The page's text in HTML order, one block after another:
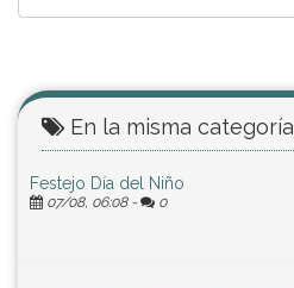
En la misma categoría
Festejo Día del Niño
07/08, 06:08 - 0